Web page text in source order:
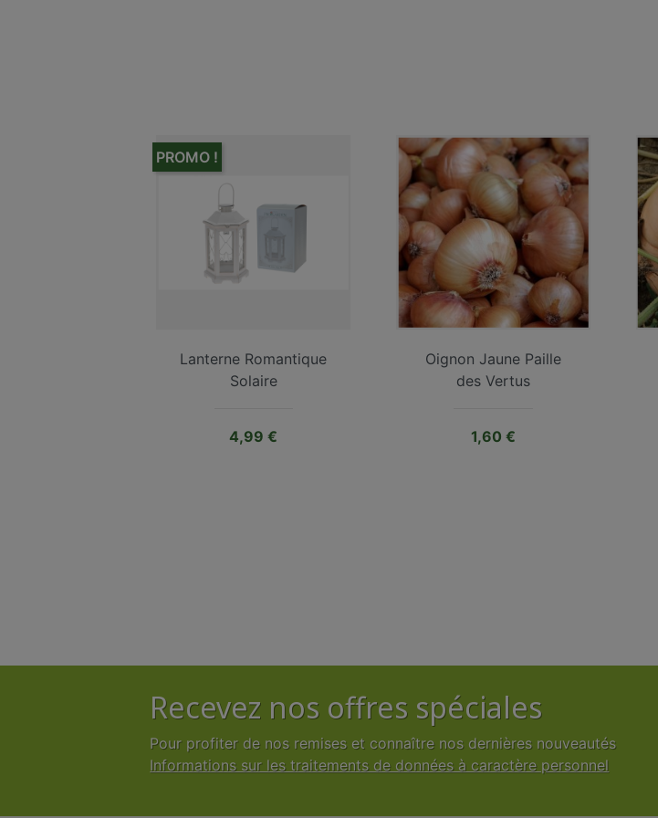
Lanterne Romantique
Solaire
Prix
4,99 €
PROMO !
Oignon Jaune Paille
des Vertus
Prix
1,60 €
Recevez nos offres spéciales
Pour profiter de nos remises et connaître nos dernières nouveautés
Informations sur les traitements de données à caractère personnel